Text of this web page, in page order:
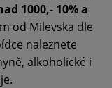
1000,- 10% a
od Milevska dle
naleznete
alkoholické i